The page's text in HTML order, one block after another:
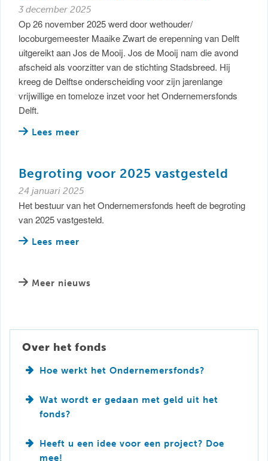
3 december 2025
Op 26 november 2025 werd door wethouder/
locoburgemeester Maaike Zwart de erepenning van Delft
uitgereikt aan Jos de Mooij. Jos de Mooij nam die avond
afscheid als voorzitter van de stichting Stadsbreed. Hij
kreeg de Delftse onderscheiding voor zijn jarenlange
vrijwillige en tomeloze inzet voor het Ondernemersfonds
Delft.
Lees meer
Begroting voor 2025 vastgesteld
24 januari 2025
Het bestuur van het Ondernemersfonds heeft de begroting
van 2025 vastgesteld.
Lees meer
Meer nieuws
Over het fonds
Hoe werkt het Ondernemersfonds?
Wat wordt er gedaan met geld uit het
fonds?
Heeft u een idee voor een project? Doe
mee!